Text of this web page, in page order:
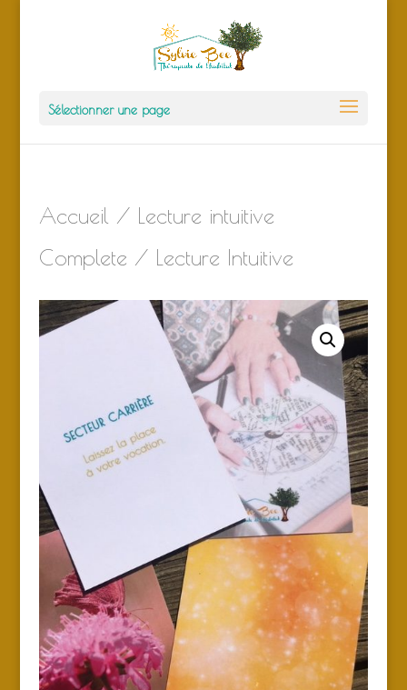
Sélectionner une page
Accueil / Lecture intuitive
Complete / Lecture Intuitive